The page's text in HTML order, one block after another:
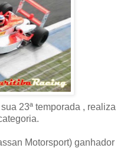
23ª temporada , realiza
Motorsport) ganhador